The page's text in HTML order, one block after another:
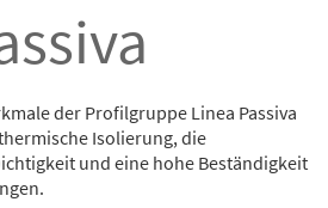
der Profilgruppe Linea Passiva
Isolierung, die
und eine hohe Beständigkeit